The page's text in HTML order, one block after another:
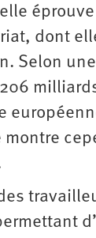
dont
Selon
montre